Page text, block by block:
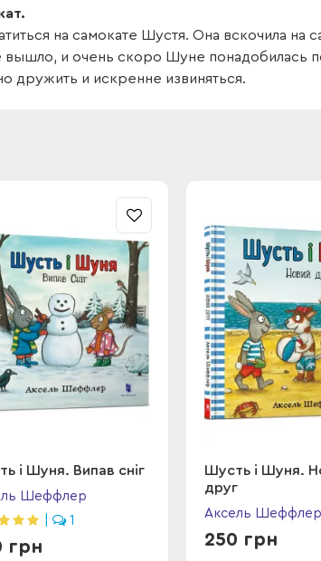
на самокате Шустя. Она вскочила на
вышло, и очень скоро Шуне понадобилась
дружить и искренне извиняться.
і Шуня. Випав сніг
Шеффлер
1
грн
Шусть і Шуня.
друг
Аксель Шеффлер
250 грн